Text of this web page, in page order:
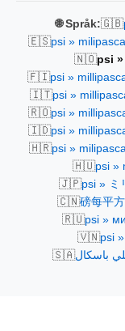
🌐 Språk:🇬🇧
🇪🇸psi » milipascal
🇳🇴psi »
🇫🇮psi »
🇮🇹psi »
🇷🇴psi »
🇮🇩psi »
🇭🇷psi » milipascal
🇭🇺psi »
🇯🇵psi » ミ
🇨🇳磅每平
🇷🇺psi »
🇻🇳psi
🇸🇦باسكال